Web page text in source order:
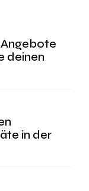
deinen
in der